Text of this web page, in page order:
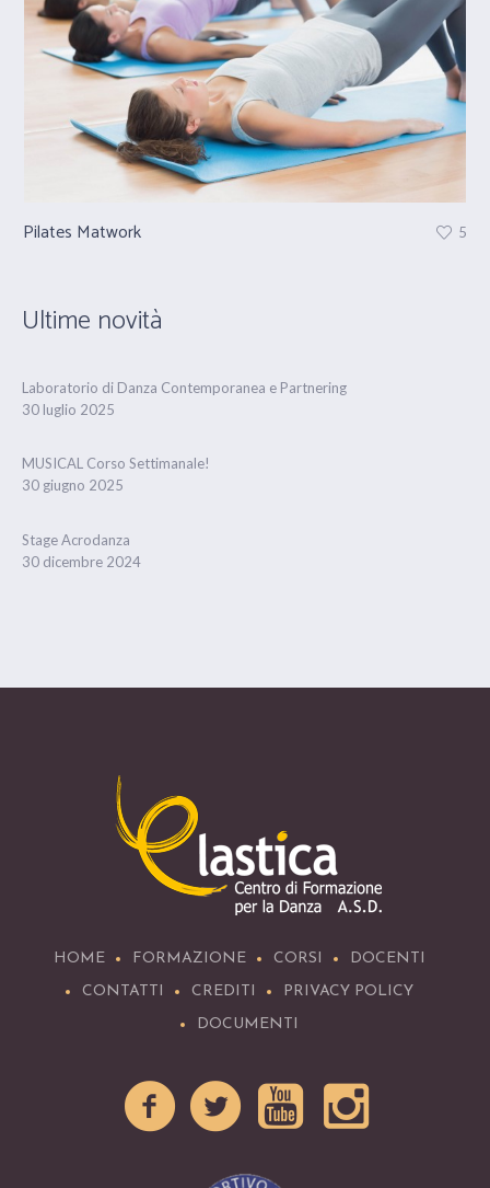
5
Pilates Matwork
Ultime novità
Laboratorio di Danza Contemporanea e Partnering
30 luglio 2025
MUSICAL Corso Settimanale!
30 giugno 2025
Stage Acrodanza
30 dicembre 2024
HOME FORMAZIONE CORSI
DOCENTI
CONTATTI
CREDITI
PRIVACY POLICY
DOCUMENTI